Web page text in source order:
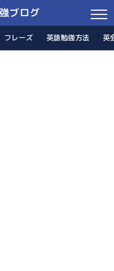
ブログ
フレーズ 英語勉強方法 英